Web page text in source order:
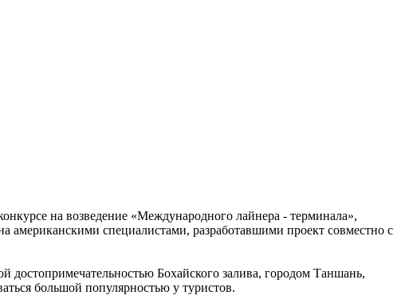
на возведение «Международного лайнера - терминала»,
американскими специалистами, разработавшими проект совместно с
Бохайского залива, городом Таншань,
большой популярностью у туристов.